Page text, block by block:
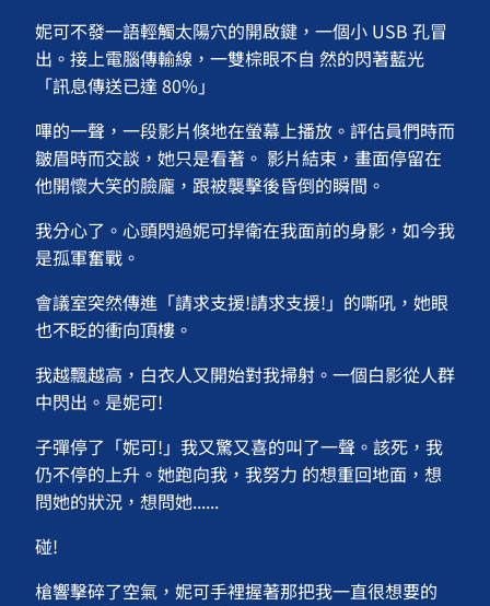
妮可不發一語輕觸太陽穴的開啟鍵，一個小 USB 孔冒
出。接上電腦傳輸線，一雙棕眼不自 然的閃著藍光
「訊息傳送已達 80%」
嗶的一聲，一段影片倏地在螢幕上播放。評估員們時而
皺眉時而交談，她只是看著。 影片結束，畫面停留在
他開懷大笑的臉龐，跟被襲擊後昏倒的瞬間。
我分心了。心頭閃過妮可捍衛在我面前的身影，如今我
是孤軍奮戰。
會議室突然傳進「請求支援!請求支援!」的嘶吼，她眼
也不眨的衝向頂樓。
我越飄越高，白衣人又開始對我掃射。一個白影從人群
中閃出。是妮可!
子彈停了「妮可!」我又驚又喜的叫了一聲。該死，我
仍不停的上升。她跑向我，我努力 的想重回地面，想
問她的狀況，想問她......
碰!
槍響擊碎了空氣，妮可手裡握著那把我一直很想要的